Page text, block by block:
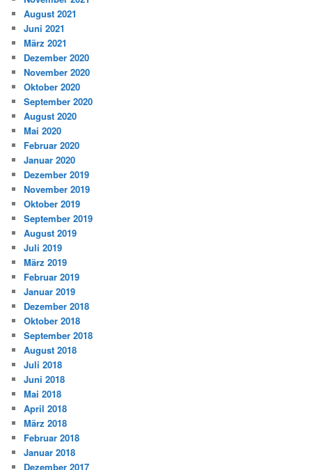
August 2021
Juni 2021
März 2021
Dezember 2020
November 2020
Oktober 2020
September 2020
August 2020
Mai 2020
Februar 2020
Januar 2020
Dezember 2019
November 2019
Oktober 2019
September 2019
August 2019
Juli 2019
März 2019
Februar 2019
Januar 2019
Dezember 2018
Oktober 2018
September 2018
August 2018
Juli 2018
Juni 2018
Mai 2018
April 2018
März 2018
Februar 2018
Januar 2018
Dezember 2017